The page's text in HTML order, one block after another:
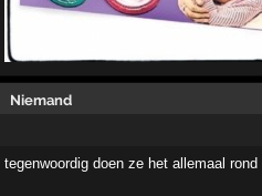
Niemand
tegenwoordig doen ze het allemaal